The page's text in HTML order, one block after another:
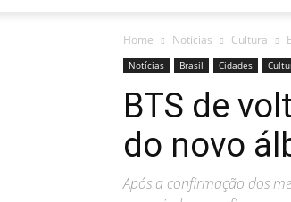
Home Notícias Cultura
Notícias Brasil Cidades
BTS de
do novo
Após a confirmação dos